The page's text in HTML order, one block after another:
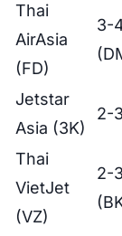
Thai
AirAsia
(FD)
3-
Jetstar
Asia (3K)
2-3
Thai
VietJet
(VZ)
2-3